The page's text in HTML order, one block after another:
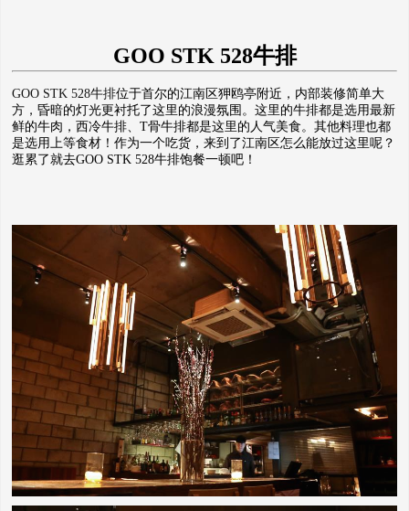
GOO STK 528牛排
GOO STK 528牛排位于首尔的江南区狎鸥亭附近，内部装修简单大
方，昏暗的灯光更衬托了这里的浪漫氛围。这里的牛排都是选用最新
鲜的牛肉，西冷牛排、T骨牛排都是这里的人气美食。其他料理也都
是选用上等食材！作为一个吃货，来到了江南区怎么能放过这里呢？
逛累了就去GOO STK 528牛排饱餐一顿吧！